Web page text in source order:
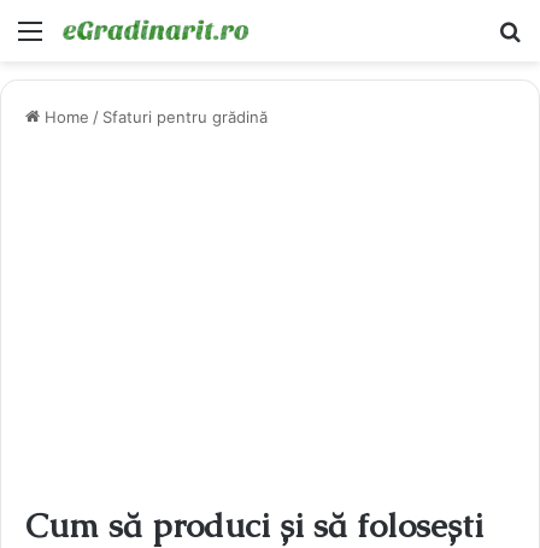
Menu
Home / Sfaturi pentru grădină
Cum să produci și să folosești